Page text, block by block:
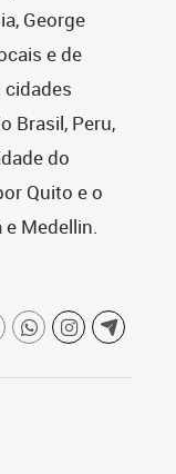
George
e de
Brasil, Peru,
do
Quito e o
Medellin.